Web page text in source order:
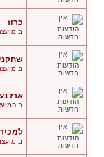
כרוז
ב
ב
ארז
ב
למכירה
ב